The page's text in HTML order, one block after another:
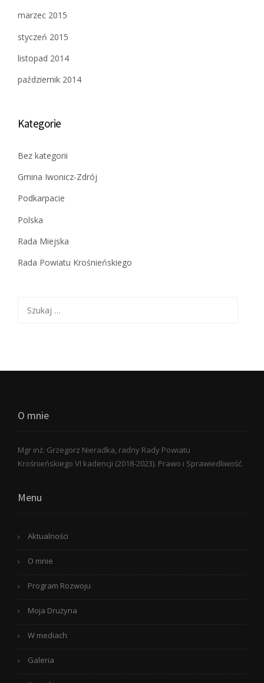
marzec 2015
styczeń 2015
listopad 2014
październik 2014
Kategorie
Bez kategorii
Gmina Iwonicz-Zdrój
Podkarpacie
Polska
Rada Miejska
Rada Powiatu Krośnieńskiego
O mnie
Mgr inż. Grzegorz Nieradka, radny Rady Powiatu
Krośnieńskiego VI kadencji (2018-2023). Prawo i Sprawiedliwość.
Menu
Aktualności
O mnie
Program Rozwoju
Moja Drużyna
W mediach
Galeria